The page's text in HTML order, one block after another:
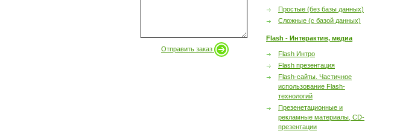
Отправить заказ
Простые (без базы данных)
Сложные (с базой данных)
Flash - Интерактив, медиа
Flash Интро
Flash презентация
Flash-сайты. Частичное
использование Flash-
технологий
Презенетационные и
рекламные материалы, CD-
презентации